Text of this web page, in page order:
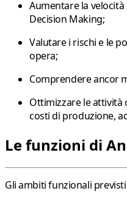
Aumentare la velocità
Decision Making;
Valutare i rischi e le
opera;
Comprendere ancor
Ottimizzare le
costi di produzione,
Le funzioni di
Gli ambiti funzionali